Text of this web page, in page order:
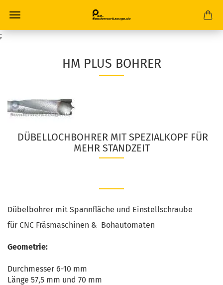
;
HM PLUS BOHRER
DÜBELLOCHBOHRER MIT SPEZIALKOPF FÜR
MEHR STANDZEIT
Dübelbohrer mit Spannfläche und Einstellschraube
für CNC Fräsmaschinen & Bohautomaten
Geometrie:
Durchmesser 6-10 mm
Länge 57,5 mm und 70 mm